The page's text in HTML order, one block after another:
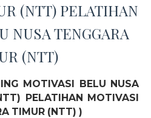
(NTT) PELATIHAN
NUSA TENGGARA
(NTT)
MOTIVASI BELU NUSA
PELATIHAN MOTIVASI
TIMUR (NTT) )